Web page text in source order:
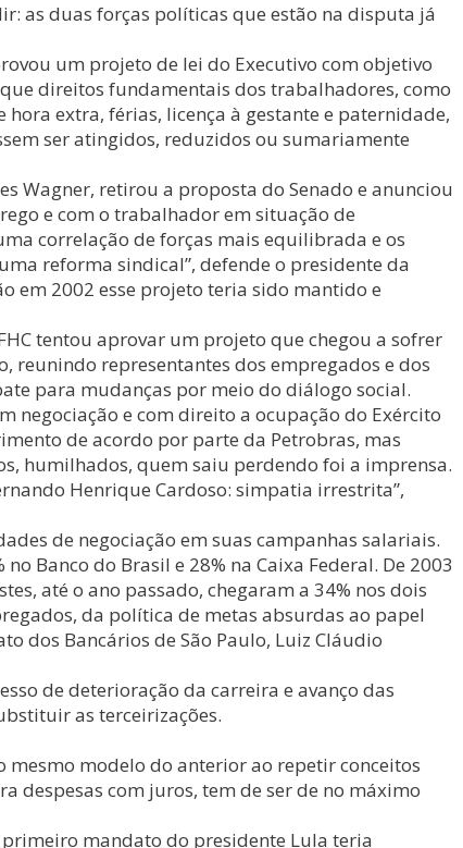
as duas forças políticas que estão na disputa já
um projeto de lei do Executivo com objetivo
direitos fundamentais dos trabalhadores, como
extra, férias, licença à gestante e paternidade,
ser atingidos, reduzidos ou sumariamente
Wagner, retirou a proposta do Senado e anunciou
e com o trabalhador em situação de
correlação de forças mais equilibrada e os
reforma sindical”, defende o presidente da
em 2002 esse projeto teria sido mantido e
tentou aprovar um projeto que chegou a sofrer
reunindo representantes dos empregados e dos
para mudanças por meio do diálogo social.
negociação e com direito a ocupação do Exército
de acordo por parte da Petrobras, mas
humilhados, quem saiu perdendo foi a imprensa.
Henrique Cardoso: simpatia irrestrita”,
de negociação em suas campanhas salariais.
Banco do Brasil e 28% na Caixa Federal. De 2003
até o ano passado, chegaram a 34% nos dois
da política de metas absurdas ao papel
dos Bancários de São Paulo, Luiz Cláudio
de deterioração da carreira e avanço das
as terceirizações.
modelo do anterior ao repetir conceitos
despesas com juros, tem de ser de no máximo
primeiro mandato do presidente Lula teria